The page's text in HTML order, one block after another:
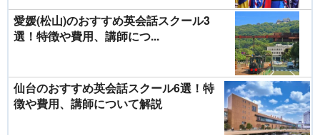
愛媛(松山)のおすすめ英会話スクール3
選！特徴や費用、講師につ...
仙台のおすすめ英会話スクール6選！特
徴や費用、講師について解説